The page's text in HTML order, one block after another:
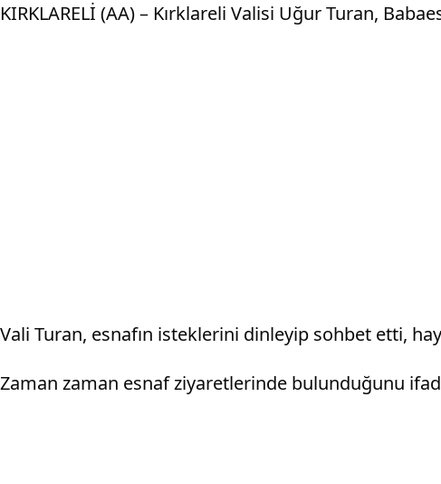
KIRKLARELİ (AA) – Kırklareli Valisi Uğur Turan,
Vali Turan, esnafın isteklerini dinleyip sohbet etti,
Zaman zaman esnaf ziyaretlerinde bulunduğunu